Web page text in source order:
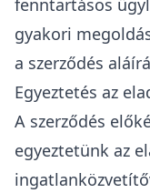
fenntartásos
gyakori
a szerződés
Egyeztetés az
A szerződés
egyeztetünk az